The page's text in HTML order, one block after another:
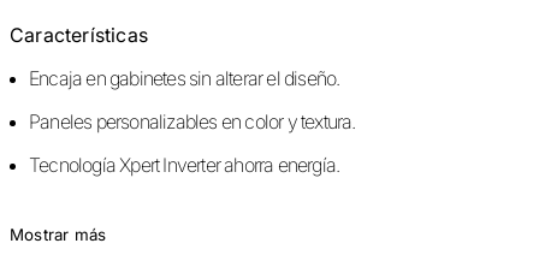
Características
Encaja en gabinetes sin alterar el diseño.
Paneles personalizables en color y textura.
Tecnología Xpert Inverter ahorra energía.
Mostrar más